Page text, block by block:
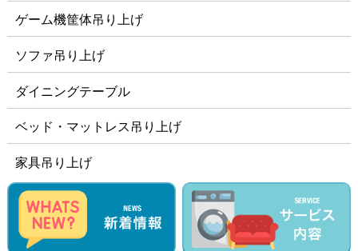
ゲーム機筐体吊り上げ
ソファ吊り上げ
ダイニングテーブル
ベッド・マットレス吊り上げ
家具吊り上げ